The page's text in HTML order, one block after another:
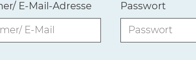
E-Mail-Adresse Passwort